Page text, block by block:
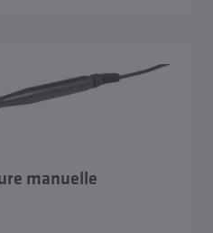
manuelle